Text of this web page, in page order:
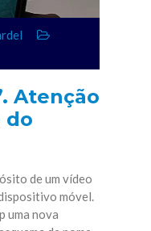
Atenção
do
de um vídeo
móvel.
uma nova